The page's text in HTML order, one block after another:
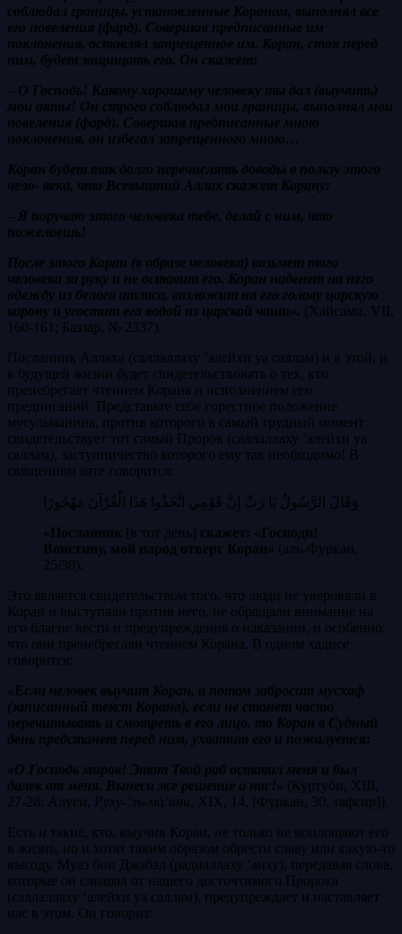
соблюдал границы, установленные Кораном, выполнял все
его повеления (фард). Совершая предписанные им
поклонения, оставлял запрещенное им. Коран, стоя перед
ним, будет защищать его. Он скажет:
– О Господь! Какому хорошему человеку ты дал (выучить)
мои аяты! Он строго соблюдал мои границы, выполнял мои
повеления (фард). Совершая предписанные мною
поклонения, он избегал запрещенного мною…
Коран будет так долго перечислять доводы в пользу этого
чело- века, что Всевышний Аллах скажет Корану:
– Я поручаю этого человека тебе, делай с ним, что
пожелаешь!
После этого Коран (в образе человека) возьмет того
человека за руку и не оставит его. Коран наденет на него
одежду из белого атласа, возложит на его голову царскую
корону и угостит его водой из царской чаши». (Хайсами, VII,
160-161; Баззар, № 2337).
Посланник Аллаха (саллаллаху ‘алейхи уа саллам) и в этой, и
в будущей жизни будет свидетельствовать о тех, кто
пренебрегает чтением Корана и исполнением его
предписаний. Представьте себе горестное положение
мусульманина, против которого в самый трудный момент
свидетельствует тот самый Пророк (саллаллаху ‘алейхи уа
саллам), заступничество которого ему так необходимо! В
священном аяте говорится:
وَقَالَ الرَّسُولُ يَا رَبِّ إِنَّ قَوْمِي اتَّخَذُوا هَذَا الْقُرْآنَ مَهْجُورًا
«Посланник [в тот день] скажет: «Господи!
Воистину, мой народ отверг Коран» (аль-Фуркан,
25/30).
Это является свидетельством того, что люди не уверовали в
Коран и выступали против него, не обращали внимание на
его благие вести и предупреждения о наказании, и особенно,
что они пренебрегали чтением Корана. В одном хадисе
говорится:
«Если человек выучит Коран, а потом забросит мусхаф
(записанный текст Корана), если не станет часто
перечитывать и смотреть в его лицо, то Коран в Судный
день предстанет перед ним, ухватит его и пожалуется:
«О Господь миров! Этот Твой раб оставил меня и был
далек от меня. Вынеси же решение о нас!» (Куртуби, XIII,
27-28; Алуси, Руху-’ль-ма’ани,
XIX, 14, [Фуркан, 30, тафсир]).
Есть и такие, кто, выучив Коран, не только не воплощают его
в жизнь, но и хотят таким образом обрести славу или какую-то
выгоду. Муаз бин Джабал (радиаллаху ‘анху), передавая слова,
которые он слышал от нашего досточтимого Пророка
(саллаллаху ‘алейхи уа саллам), предупреждает и наставляет
нас в этом. Он говорит: